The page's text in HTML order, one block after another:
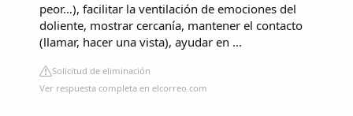
peor…), facilitar la ventilación de emociones del
doliente, mostrar cercanía, mantener el contacto
(llamar, hacer una vista), ayudar en ...
Solicitud de eliminación
Ver respuesta completa en elcorreo.com